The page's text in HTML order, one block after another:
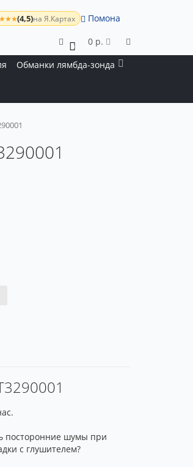
(4,5)на Я.Картах Помона
0
0 р.
Обманки лямбда-зонда
посторонние шумы при
с глушителем?